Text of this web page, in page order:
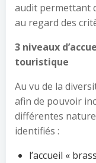
audit permettant
au regard des
3 niveaux
touristique
Au vu de la
afin de pouvoir
différentes
identifiés :
l’accueil «